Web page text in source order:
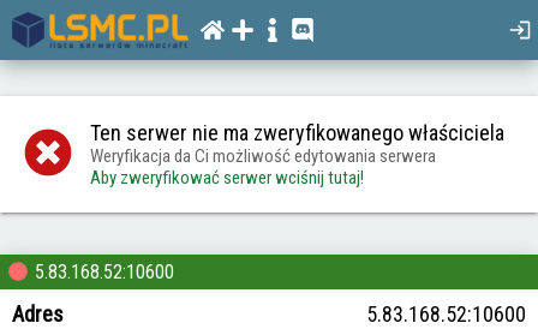
Ten serwer nie ma zweryfikowanego właściciela
Weryfikacja da Ci możliwość edytowania serwera
Aby zweryfikować serwer wciśnij tutaj!
5.83.168.52:10600
Adres
5.83.168.52:10600